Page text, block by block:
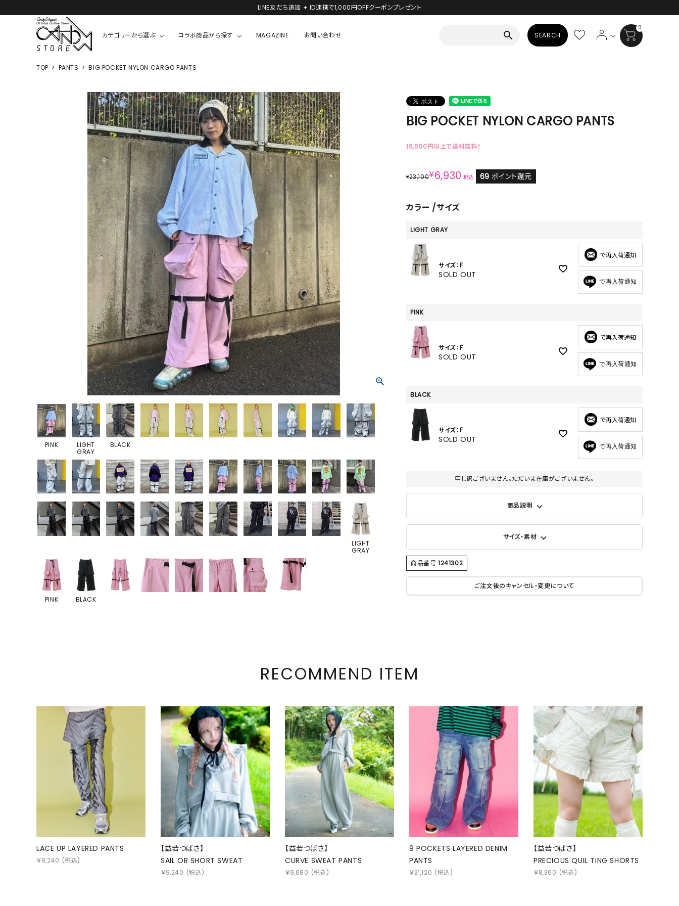
LINE友だち追加 + ID連携で1,000円OFFクーポンプレゼント
カテゴリーから選ぶ
ALL
SHIRT
BLOUSES
JUMPER SKIRT
PANTS
ALL
PANTS
DENIM
SHORT PANTS
SALOPETTE
SKIRT
ALL
HAT
ALL
コラボ商品から探す
COOKIE BOY ニャニィニュニェニョン
ちびまる子ちゃん
チャーミーキティ
ウサハナ
クレヨンしんちゃん
HELLO KITTY
MAGAZINE お問い合わせ search SEARCH
0
TOP PANTS BIG POCKET NYLON CARGO PANTS
PINK
LIGHT
GRAY
BLACK
LIGHT
GRAY
PINK BLACK
BIG POCKET NYLON CARGO PANTS
16,500円以上で送料無料！
¥23,100¥6,930 税込 69 ポイント還元
カラー サイズ
LIGHT GRAY
サイズ：F
SOLD OUT
で再入荷通知
で再入荷通知
PINK
サイズ：F
SOLD OUT
で再入荷通知
で再入荷通知
BLACK
サイズ：F
SOLD OUT
で再入荷通知
で再入荷通知
申し訳ございません。ただいま在庫がございません。
商品説明
サイズ・素材
商品番号 1241302
ご注文後のキャンセル・変更について
RECOMMEND ITEM
LACE UP LAYERED PANTS
￥9,240 (税込)
【益若つばさ】
SAIL OR SHORT SWEAT
￥9,240 (税込)
【益若つばさ】
CURVE SWEAT PANTS
￥9,680 (税込)
9 POCKETS LAYERED DENIM
PANTS
￥21,120 (税込)
【益若つばさ】
PRECIOUS QUIL TING SHORTS
￥8,360 (税込)